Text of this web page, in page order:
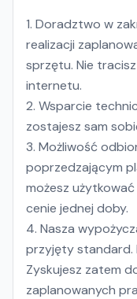
Doradztwo w
realizacji
sprzętu. Nie
internetu.
Wsparcie
zostajesz sam
Możliwość
poprzedzającym
możesz
cenie jednej doby.
Nasza
przyjęty standard.
Zyskujesz zatem
zaplanowanych